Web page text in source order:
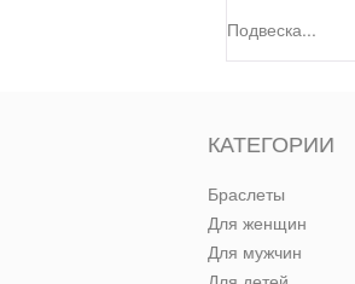
Подвеска...
КАТЕГОРИИ
Браслеты
Для женщин
Для мужчин